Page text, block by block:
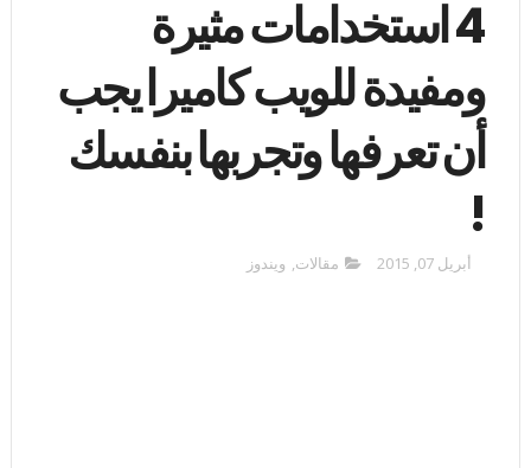
4 استخدامات مثيرة
ومفيدة للويب كاميرا يجب
أن تعرفها وتجربها بنفسك
!
أبريل 07, 2015 مقالات, ويندوز